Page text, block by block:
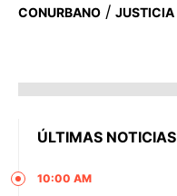
CONURBANO / JUSTICIA
ÚLTIMAS NOTICIAS
10:00 AM